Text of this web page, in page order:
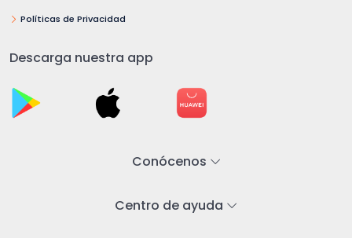
Políticas de Privacidad
Descarga nuestra app
Conócenos
Centro de ayuda